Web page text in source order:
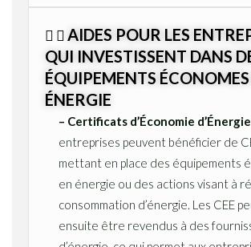
AIDES POUR LES
QUI INVESTISSENT DANS
ÉQUIPEMENTS
ÉNERGIE
– Certificats d’Économie d’Énergie
entreprises peuvent bénéficier de
mettant en place des équipements
en énergie ou des actions visant à
consommation d’énergie. Les CEE
ensuite être revendus à des